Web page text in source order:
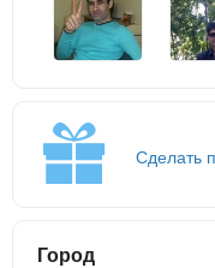
Сделать
Город